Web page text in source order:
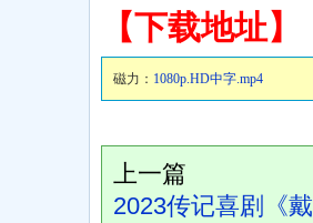
【下载地址】
磁力： 1080p.HD中字.mp4
上一篇
2023传记喜剧《